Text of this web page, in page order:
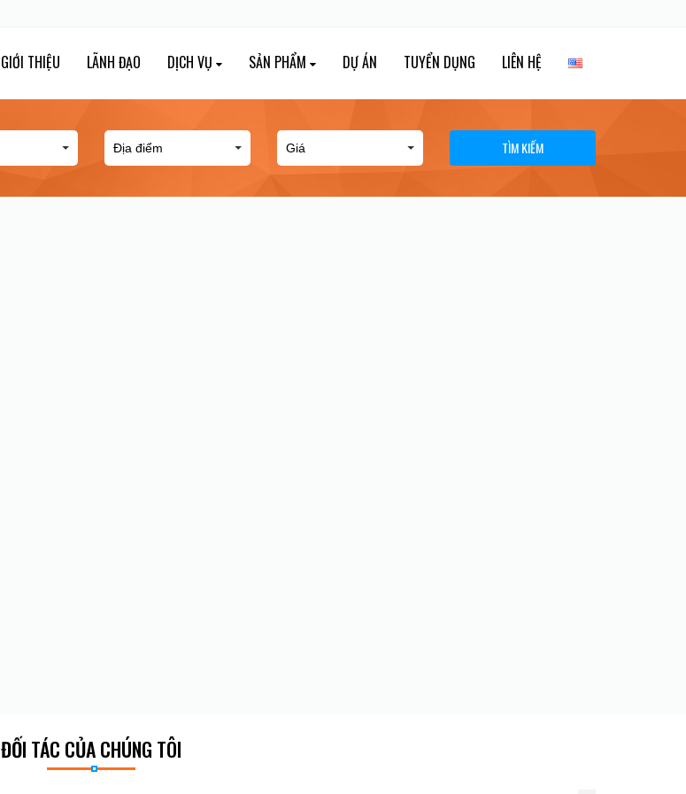
GIỚI THIỆU LÃNH ĐẠO DỊCH VỤ SẢN PHẨM DỰ ÁN TUYỂN DỤNG LIÊN HỆ
TÌM KIẾM
ĐỐI TÁC CỦA CHÚNG TÔI